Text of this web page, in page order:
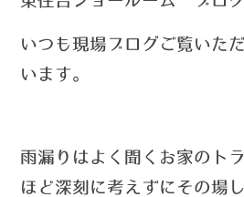
いつ も現場ブログご覧いた
います。
雨漏りはよく聞くお家のト
ほど深刻に考えずにその場